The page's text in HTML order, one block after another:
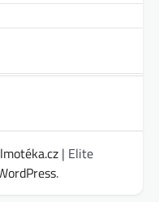
| Elite
.